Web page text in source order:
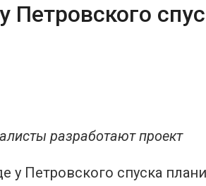
Петровского
разработают проект
Петровского спуска